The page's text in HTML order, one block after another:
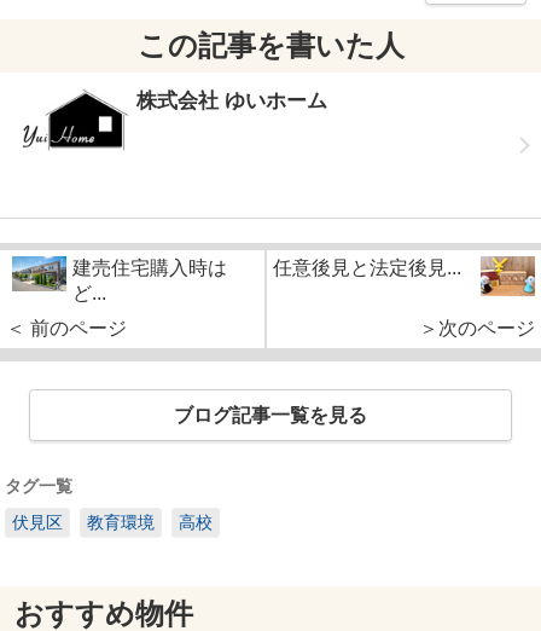
この記事を書いた人
株式会社 ゆいホーム
建売住宅購入時は
ど...
＜ 前のページ
任意後見と法定後見...
＞次のページ
ブログ記事一覧を見る
タグ一覧
伏見区
教育環境 高校
おすすめ物件